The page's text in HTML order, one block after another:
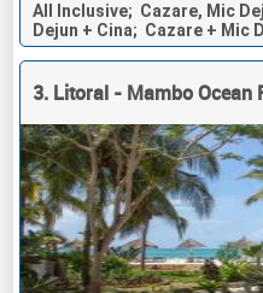
All Inclusive; Cazare, Mic
Dejun + Cina; Cazare + Mic
3. Litoral - Mambo Ocean